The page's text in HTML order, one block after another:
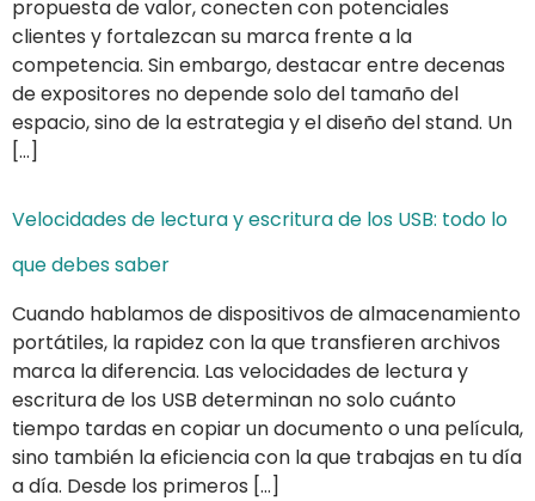
propuesta de valor, conecten con potenciales
clientes y fortalezcan su marca frente a la
competencia. Sin embargo, destacar entre decenas
de expositores no depende solo del tamaño del
espacio, sino de la estrategia y el diseño del stand. Un
[…]
Velocidades de lectura y escritura de los USB: todo lo
que debes saber
Cuando hablamos de dispositivos de almacenamiento
portátiles, la rapidez con la que transfieren archivos
marca la diferencia. Las velocidades de lectura y
escritura de los USB determinan no solo cuánto
tiempo tardas en copiar un documento o una película,
sino también la eficiencia con la que trabajas en tu día
a día. Desde los primeros […]